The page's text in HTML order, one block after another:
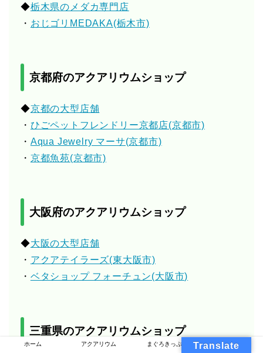
◆栃木県のメダカ専門店
・ おじゴリMEDAKA(栃木市)
京都府のアクアリウムショップ
◆京都の大型店舗
・ ひごペットフレンドリー京都店(京都市)
・ Aqua Jewelry マーサ(京都市)
・ 京都魚苑(京都市)
大阪府のアクアリウムショップ
◆大阪の大型店舗
・ アクアテイラーズ(東大阪市)
・ ベタショップ フォーチュン(大阪市)
三重県のアクアリウムショップ
ホーム アクアリウム まぐろきっぷ Translate